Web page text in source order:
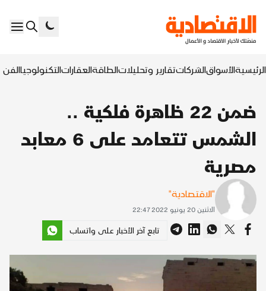
الرئيسيةالأسواقالشركاتتقارير وتحليلاتالطاقةالعقاراتالتكنولوجياالفن
ضمن 22 ظاهرة فلكية ..
الشمس تتعامد على 6 معابد
مصرية
"الاقتصادية"
الاثنين 20 يونيو 2022 22:47
تابع آخر الأخبار على واتساب